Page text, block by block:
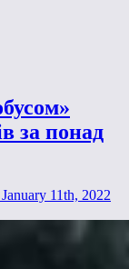
за понад
11th, 2022